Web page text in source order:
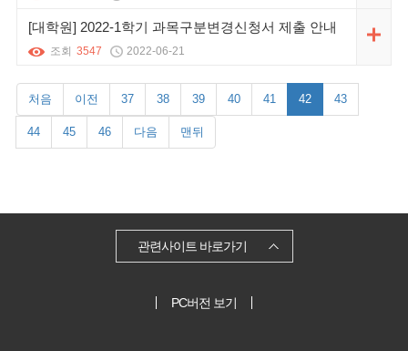
[대학원] 2022-1학기 과목구분변경신청서 제출 안내
조회 3547 2022-06-21
처음 이전 37 38 39 40 41 42 43
44 45 46 다음 맨뒤
관련사이트 바로가기
PC버전 보기